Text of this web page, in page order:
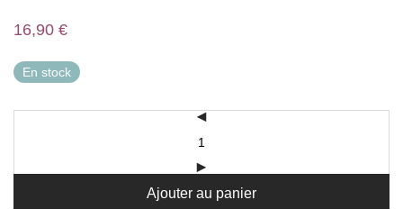
16,90 €
En stock
Ajouter au panier